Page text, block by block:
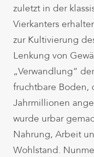
zuletzt in der
Vierkanters
zur Kultivierung
Lenkung von
„Verwandlung“
fruchtbare Boden,
Jahrmillionen
wurde urbar
Nahrung, Arbeit
Wohlstand.